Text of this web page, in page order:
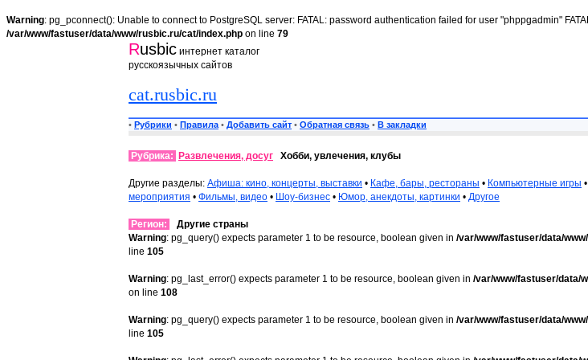
Warning: pg_pconnect(): Unable to connect to PostgreSQL server: FATAL: password authentication failed for user "phppgadmin"
/var/www/fastuser/data/www/rusbic.ru/cat/index.php on line 79
Rusbic интернет каталог
русскоязычных сайтов
cat.rusbic.ru
• Рубрики • Правила • Добавить сайт • Обратная связь • В закладки
Рубрика: Развлечения, досуг Хобби, увлечения, клубы
Другие разделы: Афиша: кино, концерты, выставки • Кафе, бары, рестораны • Компьютерные игры •
мероприятия • Фильмы, видео • Шоу-бизнес • Юмор, анекдоты, картинки • Другое
Регион:
Другие страны
Warning: pg_query() expects parameter 1 to be resource, boolean given in /var/www/fastuser/data/
line 105
Warning: pg_last_error() expects parameter 1 to be resource, boolean given in /var/www/fastuser/data/
on line 108
Warning: pg_query() expects parameter 1 to be resource, boolean given in /var/www/fastuser/data/
line 105